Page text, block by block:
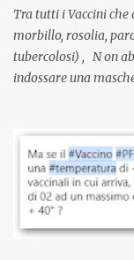
Tra tutti i Vaccini
morbillo, rosolia,
tubercolosi) , N on
indossare una
vaccinazione. Non
sconti, incentivi per
discriminazioni per
vaccinato, nessuno
persona cattiva.